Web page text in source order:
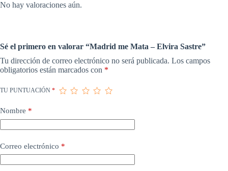
No hay valoraciones aún.
Sé el primero en valorar “Madrid me Mata – Elvira Sastre”
Tu dirección de correo electrónico no será publicada. Los campos
obligatorios están marcados con *
TU PUNTUACIÓN *
Nombre *
Correo electrónico *